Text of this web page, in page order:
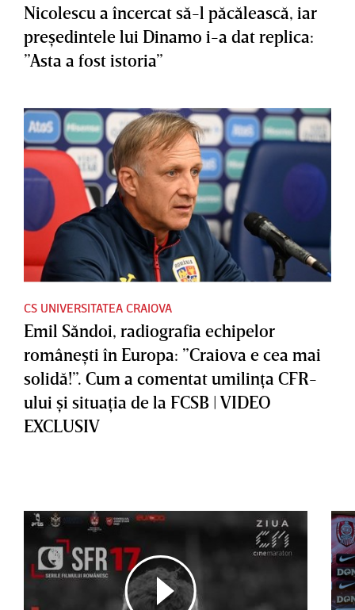
Nicolescu a încercat să-l păcălească, iar
preşedintele lui Dinamo i-a dat replica:
”Asta a fost istoria”
CS UNIVERSITATEA CRAIOVA
Emil Săndoi, radiografia echipelor
româneşti în Europa: ”Craiova e cea mai
solidă!”. Cum a comentat umilinţa CFR-
ului şi situaţia de la FCSB | VIDEO
EXCLUSIV